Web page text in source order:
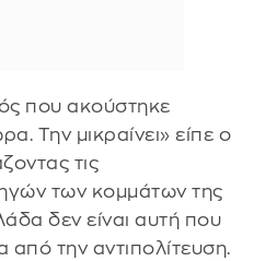
που ακούστηκε
Την μικραίνει» είπε ο
τις
των κομμάτων της
δεν είναι αυτή που
την αντιπολίτευση.